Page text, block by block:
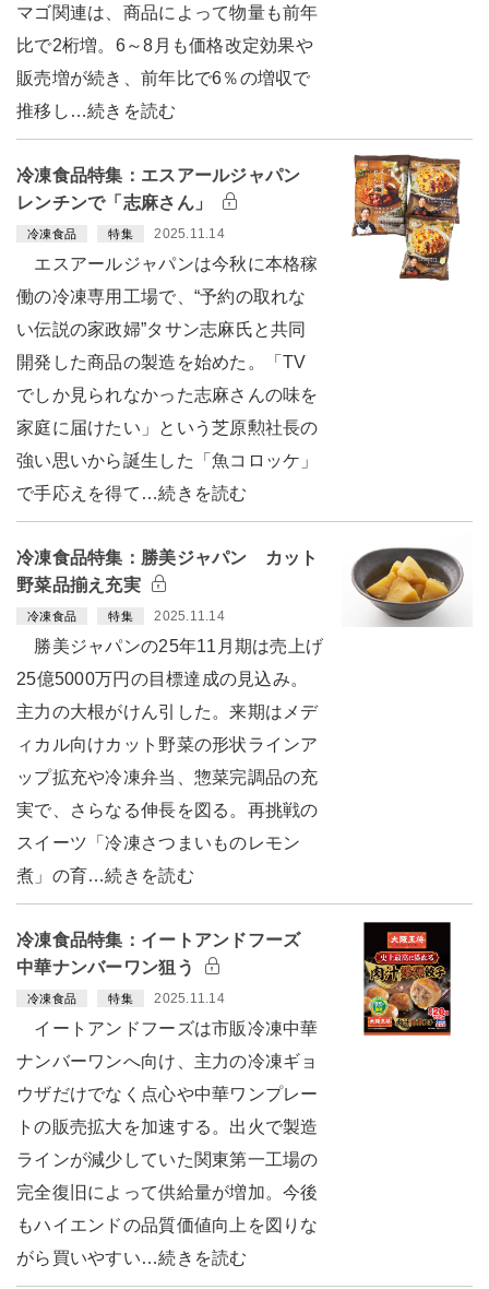
マゴ関連は、商品によって物量も前年
比で2桁増。6～8月も価格改定効果や
販売増が続き、前年比で6％の増収で
推移し…続きを読む
冷凍食品特集：エスアールジャパン
レンチンで「志麻さん」
冷凍食品 特集 2025.11.14
エスアールジャパンは今秋に本格稼
働の冷凍専用工場で、“予約の取れな
い伝説の家政婦”タサン志麻氏と共同
開発した商品の製造を始めた。「TV
でしか見られなかった志麻さんの味を
家庭に届けたい」という芝原勲社長の
強い思いから誕生した「魚コロッケ」
で手応えを得て…続きを読む
冷凍食品特集：勝美ジャパン カット
野菜品揃え充実
冷凍食品 特集 2025.11.14
勝美ジャパンの25年11月期は売上げ
25億5000万円の目標達成の見込み。
主力の大根がけん引した。来期はメデ
ィカル向けカット野菜の形状ラインア
ップ拡充や冷凍弁当、惣菜完調品の充
実で、さらなる伸長を図る。再挑戦の
スイーツ「冷凍さつまいものレモン
煮」の育…続きを読む
冷凍食品特集：イートアンドフーズ
中華ナンバーワン狙う
冷凍食品 特集 2025.11.14
イートアンドフーズは市販冷凍中華
ナンバーワンへ向け、主力の冷凍ギョ
ウザだけでなく点心や中華ワンプレー
トの販売拡大を加速する。出火で製造
ラインが減少していた関東第一工場の
完全復旧によって供給量が増加。今後
もハイエンドの品質価値向上を図りな
がら買いやすい…続きを読む